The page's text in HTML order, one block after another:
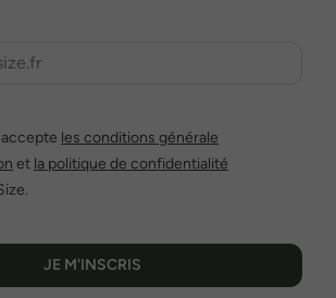
les conditions générale
et la politique de confidentialité
JE M'INSCRIS